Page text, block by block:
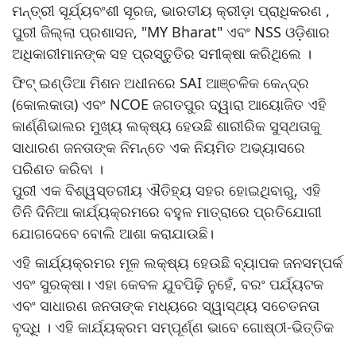
ମନ୍ତ୍ରୀ ସୂର୍ଯ୍ୟବଂଶୀ ସୂରଜ, ଭାରତୀୟ କ୍ରୀଡ଼ା ପ୍ରାଧିକରଣ ,
ପୁରୀ ଜିଲ୍ଲା ପ୍ରଶାସନ, "MY Bharat" ଏବଂ NSS ଓଡ଼ିଶାର
ଅଧିକାରୀମାନଙ୍କ ସହ ପ୍ରସ୍ତୁତିର ସମୀକ୍ଷା କରିଥିଲେ ।
ଫିଟ୍ ଇଣ୍ଡିଆ ମିଶନ ଅଧୀନରେ SAI ଆଞ୍ଚଳିକ କେନ୍ଦ୍ର
(କୋଲକାତା) ଏବଂ NCOE ଜଗତପୁର ଦ୍ୱାରା ଆୟୋଜିତ ଏହି
କାର୍ଣ୍ଣିଭାଲର ମୁଖ୍ୟ ଲକ୍ଷ୍ୟ ହେଉଛି ଶାରୀରିକ ସୁସ୍ଥତାକୁ
ସାଧାରଣ ଜନତାଙ୍କ ନିମନ୍ତେ ଏକ ନିୟମିତ ଅଭ୍ୟାସରେ
ପରିଣତ କରିବା ।
ପୁରୀ ଏକ ବିଶ୍ୱସ୍ତରୀୟ ଐତିହ୍ୟ ସହର ହୋଇଥିବାରୁ, ଏହି
ତିନି ଦିନିଆ କାର୍ଯ୍ୟକ୍ରମରେ ବହୁଳ ମାତ୍ରାରେ ପ୍ରତିଯୋଗୀ
ଯୋଗଦେବେ ବୋଲି ଆଶା କରାଯାଉଛି।
ଏହି କାର୍ଯ୍ୟକ୍ରମର ମୂଳ ଲକ୍ଷ୍ୟ ହେଉଛି ବ୍ୟାପକ ଜନସମ୍ପର୍କ
ଏବଂ ସୁରକ୍ଷା। ଏହା କେବଳ ଯୁବପିଢ଼ି ନୁହେଁ, ବରଂ ପର୍ଯ୍ୟଟକ
ଏବଂ ସାଧାରଣ ଜନତାଙ୍କ ମଧ୍ୟରେ ସ୍ୱାସ୍ଥ୍ୟ ସଚେତନତା
ବୃଦ୍ଧି । ଏହି କାର୍ଯ୍ୟକ୍ରମ ସମ୍ପୂର୍ଣ୍ଣ ଭାବେ ଗୋଷ୍ଠୀ-ଭିତ୍ତିକ